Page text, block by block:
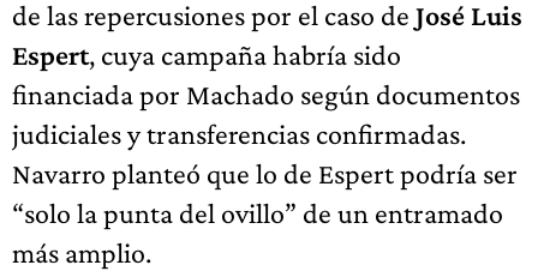
de las repercusiones por el caso de José Luis
Espert, cuya campaña habría sido
financiada por Machado según documentos
judiciales y transferencias confirmadas.
Navarro planteó que lo de Espert podría ser
“solo la punta del ovillo” de un entramado
más amplio.